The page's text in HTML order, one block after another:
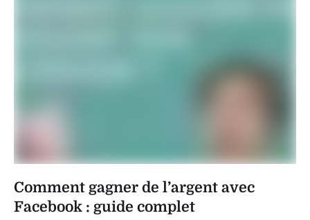
Comment gagner de l’argent avec
Facebook : guide complet